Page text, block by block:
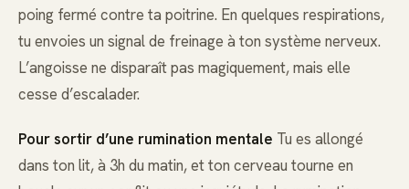
poing fermé contre ta poitrine. En quelques respirations,
tu envoies un signal de freinage à ton système nerveux.
L’angoisse ne disparaît pas magiquement, mais elle
cesse d’escalader.
Pour sortir d’une rumination mentale Tu es allongé
dans ton lit, à 3h du matin, et ton cerveau tourne en